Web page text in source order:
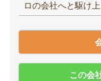
ロの会社へと駆け
この会